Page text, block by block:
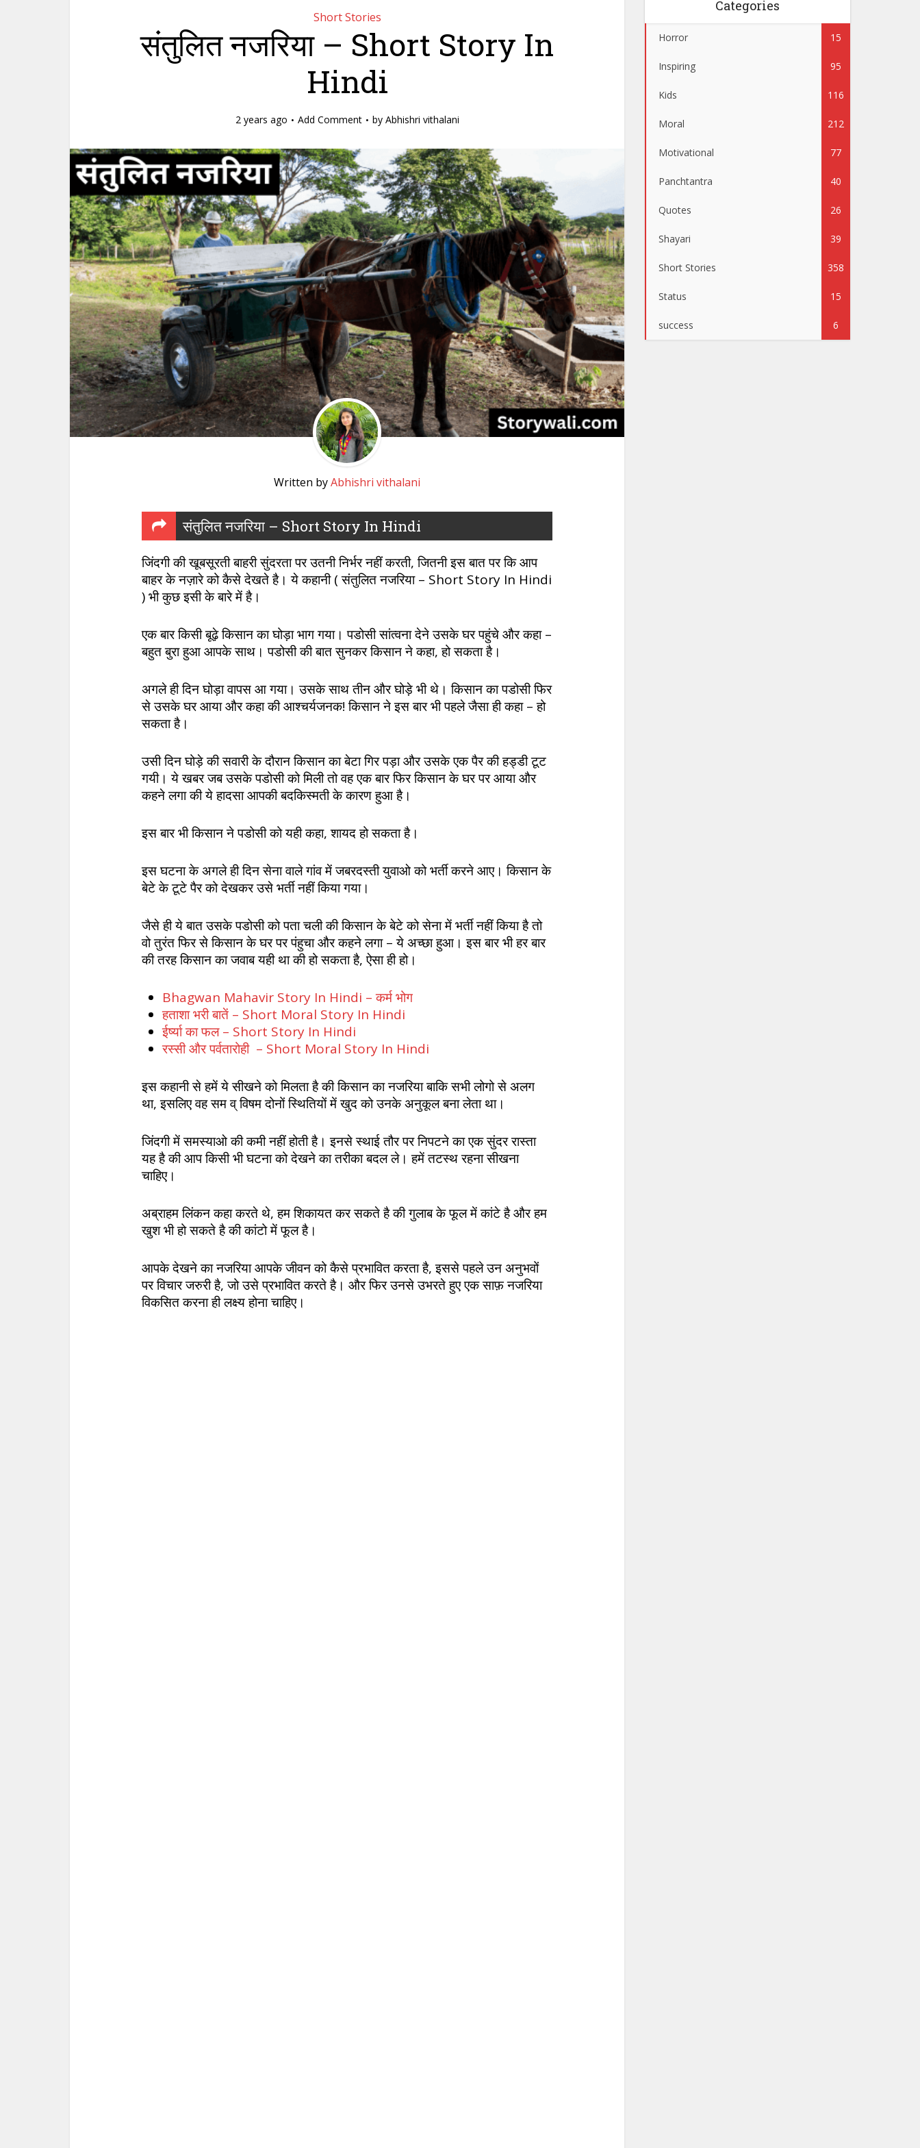
Short Stories
संतुलित नजरिया – Short Story In
Hindi
2 years ago Add Comment by Abhishri vithalani
Written byAbhishri vithalani
संतुलित नजरिया – Short Story In Hindi
जिंदगी की खूबसूरती बाहरी सुंदरता पर उतनी निर्भर नहीं करती, जितनी इस बात पर कि आप
बाहर के नज़ारे को कैसे देखते है। ये कहानी ( संतुलित नजरिया – Short Story In Hindi
) भी कुछ इसी के बारे में है।
एक बार किसी बूढ़े किसान का घोड़ा भाग गया। पडोसी सांत्वना देने उसके घर पहुंचे और कहा –
बहुत बुरा हुआ आपके साथ। पडोसी की बात सुनकर किसान ने कहा, हो सकता है।
अगले ही दिन घोड़ा वापस आ गया। उसके साथ तीन और घोड़े भी थे। किसान का पडोसी फिर
से उसके घर आया और कहा की आश्चर्यजनक! किसान ने इस बार भी पहले जैसा ही कहा – हो
सकता है।
उसी दिन घोड़े की सवारी के दौरान किसान का बेटा गिर पड़ा और उसके एक पैर की हड्डी टूट
गयी। ये खबर जब उसके पडोसी को मिली तो वह एक बार फिर किसान के घर पर आया और
कहने लगा की ये हादसा आपकी बदकिस्मती के कारण हुआ है।
इस बार भी किसान ने पडोसी को यही कहा, शायद हो सकता है।
इस घटना के अगले ही दिन सेना वाले गांव में जबरदस्ती युवाओ को भर्ती करने आए। किसान के
बेटे के टूटे पैर को देखकर उसे भर्ती नहीं किया गया।
जैसे ही ये बात उसके पडोसी को पता चली की किसान के बेटे को सेना में भर्ती नहीं किया है तो
वो तुरंत फिर से किसान के घर पर पंहुचा और कहने लगा – ये अच्छा हुआ। इस बार भी हर बार
की तरह किसान का जवाब यही था की हो सकता है, ऐसा ही हो।
Bhagwan Mahavir Story In Hindi – कर्म भोग
हताशा भरी बातें – Short Moral Story In Hindi
ईर्ष्या का फल – Short Story In Hindi
रस्सी और पर्वतारोही – Short Moral Story In Hindi
इस कहानी से हमें ये सीखने को मिलता है की किसान का नजरिया बाकि सभी लोगो से अलग
था, इसलिए वह सम व् विषम दोनों स्थितियों में खुद को उनके अनुकूल बना लेता था।
जिंदगी में समस्याओ की कमी नहीं होती है। इनसे स्थाई तौर पर निपटने का एक सुंदर रास्ता
यह है की आप किसी भी घटना को देखने का तरीका बदल ले। हमें तटस्थ रहना सीखना
चाहिए।
अब्राहम लिंकन कहा करते थे, हम शिकायत कर सकते है की गुलाब के फूल में कांटे है और हम
खुश भी हो सकते है की कांटो में फूल है।
आपके देखने का नजरिया आपके जीवन को कैसे प्रभावित करता है, इससे पहले उन अनुभवों
पर विचार जरुरी है, जो उसे प्रभावित करते है। और फिर उनसे उभरते हुए एक साफ़ नजरिया
विकसित करना ही लक्ष्य होना चाहिए।
Categories
Horror 15
Inspiring 95
Kids 116
Moral 212
Motivational 77
Panchtantra 40
Quotes 26
Shayari 39
Short Stories 358
Status 15
success 6